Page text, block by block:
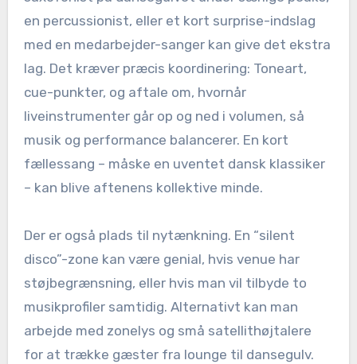
en percussionist, eller et kort surprise-indslag
med en medarbejder-sanger kan give det ekstra
lag. Det kræver præcis koordinering: Toneart,
cue-punkter, og aftale om, hvornår
liveinstrumenter går op og ned i volumen, så
musik og performance balancerer. En kort
fællessang – måske en uventet dansk klassiker
– kan blive aftenens kollektive minde.
Der er også plads til nytænkning. En “silent
disco”-zone kan være genial, hvis venue har
støjbegrænsning, eller hvis man vil tilbyde to
musikprofiler samtidig. Alternativt kan man
arbejde med zonelys og små satellithøjtalere
for at trække gæster fra lounge til dansegulv.